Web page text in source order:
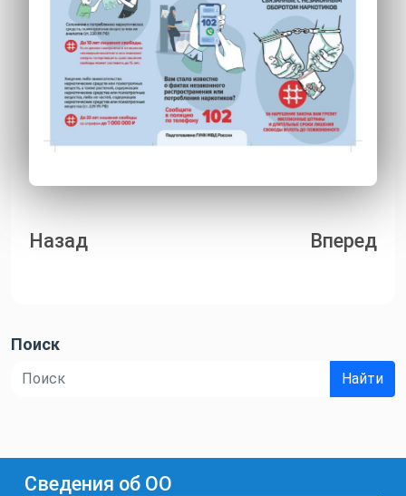
Навигация
Назад Вперед
Поиск
Найти
Сведения об ОО